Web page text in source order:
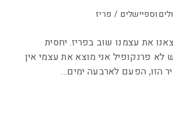
וספיישלים / פריז
את עצמנו שוב בפריז. יחסית
פרנקופיל אני מוצא את עצמי אין
הזו, הפעם לארבעה ימים…